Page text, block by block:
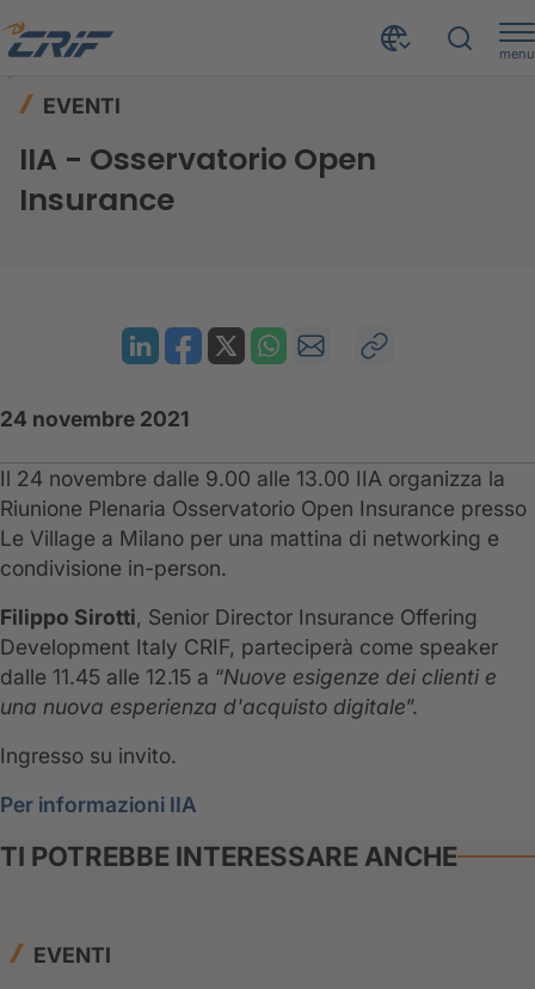
menu
IIA - Osservatorio Open Insurance
EVENTI
IIA - Osservatorio Open
Insurance
24 novembre 2021
Il 24 novembre dalle 9.00 alle 13.00 IIA organizza la
Riunione Plenaria Osservatorio Open Insurance presso
Le Village a Milano per una mattina di networking e
condivisione in-person.
Filippo Sirotti, Senior Director Insurance Offering
Development Italy CRIF, parteciperà come speaker
dalle 11.45 alle 12.15 a “Nuove esigenze dei clienti e
una nuova esperienza d'acquisto digitale”.
Ingresso su invito.
Per informazioni IIA
TI POTREBBE INTERESSARE ANCHE
EVENTI